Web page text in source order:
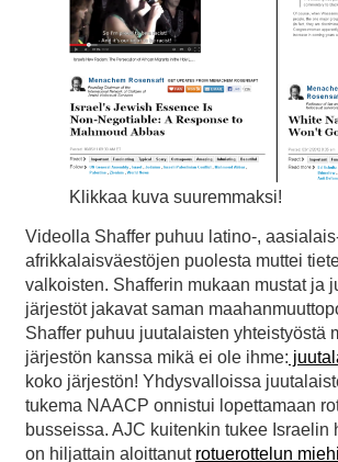
Klikkaa kuva suuremmaksi!
Videolla Shaffer puhuu latino-,
afrikkalaisväestöjen puolesta muttei
valkoisten. Shafferin mukaan mustat ja
järjestöt jakavat saman
Shaffer puhuu juutalaisten yhteistyöstä
järjestön kanssa mikä ei ole ihme:
koko järjestön! Yhdysvalloissa
tukema NAACP onnistui lopettamaan
busseissa. AJC kuitenkin tukee Israelin
on hiljattain aloittanut rotuerottelun